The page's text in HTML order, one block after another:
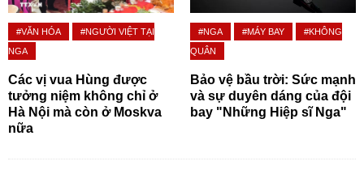
#VĂN HÓA
#NGƯỜI VIỆT TẠI
NGA
Các vị vua Hùng được
tưởng niệm không chỉ ở
Hà Nội mà còn ở Moskva
nữa
#NGA #MÁY BAY
#KHÔNG
QUÂN
Bảo vệ bầu trời: Sức mạnh
và sự duyên dáng của đội
bay "Những Hiệp sĩ Nga"